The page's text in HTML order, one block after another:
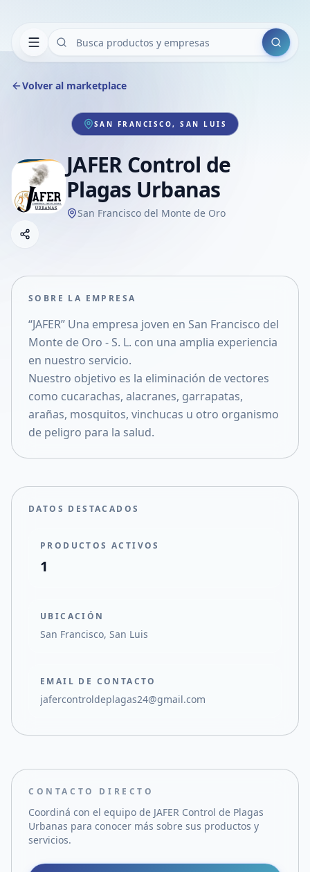
Buscar
Volver al marketplace
SAN FRANCISCO, SAN LUIS
JAFER Control de
Plagas Urbanas
San Francisco del Monte de Oro
Compartir empresa
Compartir en X
SOBRE LA EMPRESA
“JAFER” Una empresa joven en San Francisco del
Monte de Oro - S. L. con una amplia experiencia
en nuestro servicio.
Nuestro objetivo es la eliminación de vectores
como cucarachas, alacranes, garrapatas,
arañas, mosquitos, vinchucas u otro organismo
de peligro para la salud.
DATOS DESTACADOS
PRODUCTOS ACTIVOS
1
UBICACIÓN
San Francisco, San Luis
EMAIL DE CONTACTO
jafercontroldeplagas24@gmail.com
CONTACTO DIRECTO
Coordiná con el equipo de JAFER Control de Plagas
Urbanas para conocer más sobre sus productos y
servicios.